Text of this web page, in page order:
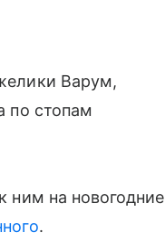
Варум,
по стопам
ним на новогодние
.